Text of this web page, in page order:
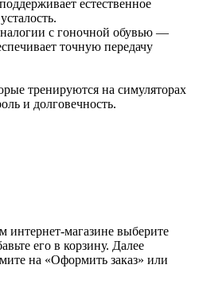
естественное
с гоночной обувью —
точную передачу
тренируются на симуляторах
и долговечность.
интернет-магазине выберите
его в корзину. Далее
на «Оформить заказ» или